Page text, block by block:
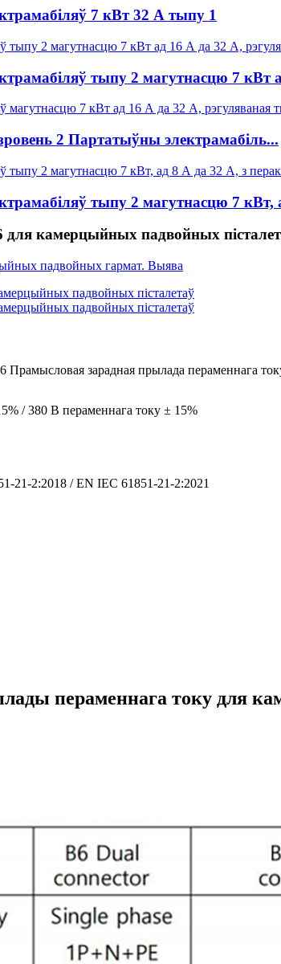
7 кВт 32 А тыпу 1
тыпу 2 магутнасцю 7 кВт
2 Партатыўны электрамабіль...
тыпу 2 магутнасцю 7
камерцыйных падвойных
зарадная прылада пераменнага
/ 380 В пераменнага току ± 15%
21-2:2018 / EN IEC 61851-21-2:2021
пераменнага току для